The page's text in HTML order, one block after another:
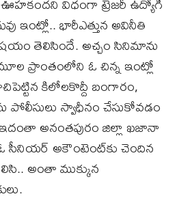
ఇంట్లో.. భారీఎత్తున అవినీతి
తెలిసిందే. అచ్చం సినిమాను
ప్రాంతంలోని ఓ చిన్న ఇంట్లో
కిలోలకొద్దీ బంగారం,
పోలీసులు స్వాధీనం చేసుకోవడం
అనంతపురం జిల్లా ఖజానా
అకౌంటెంట్‌కు చెందిన
అంతా ముక్కున